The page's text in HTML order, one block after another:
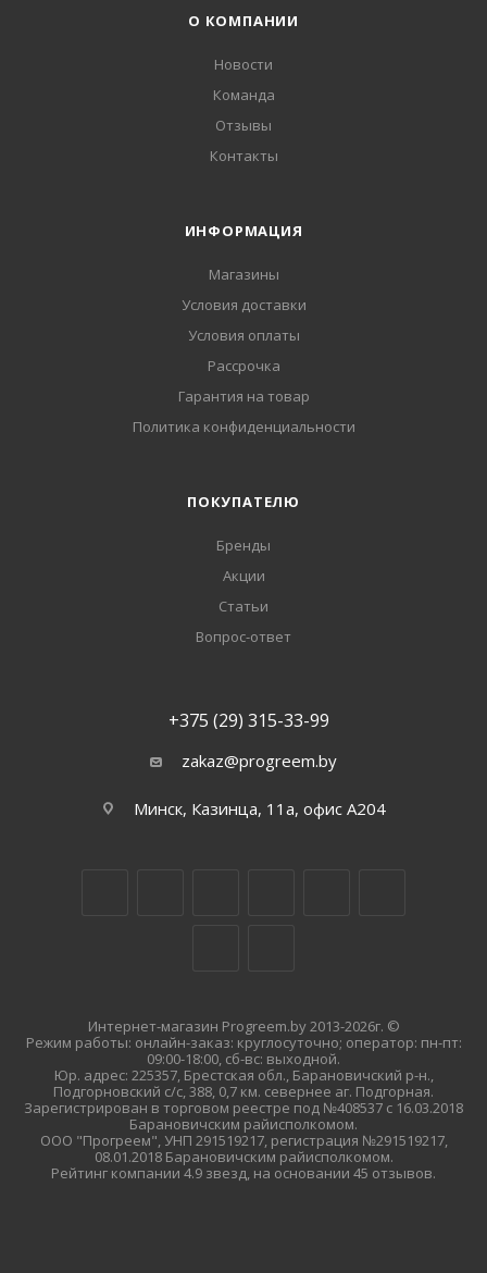
О КОМПАНИИ
Новости
Команда
Отзывы
Контакты
ИНФОРМАЦИЯ
Магазины
Условия доставки
Условия оплаты
Рассрочка
Гарантия на товар
Политика конфиденциальности
ПОКУПАТЕЛЮ
Бренды
Акции
Статьи
Вопрос-ответ
+375 (29) 315-33-99
zakaz@progreem.by
Минск, Казинца, 11а, офис А204
Интернет-магазин Progreem.by 2013-2026г. ©
Режим работы: онлайн-заказ: круглосуточно; оператор: пн-пт:
09:00-18:00, сб-вс: выходной.
Юр. адрес: 225357, Брестская обл., Барановичский р-н.,
Подгорновский с/с, 388, 0,7 км. севернее аг. Подгорная.
Зарегистрирован в торговом реестре под №408537 с 16.03.2018
Барановичским райисполкомом.
ООО "Прогреем", УНП 291519217, регистрация №291519217,
08.01.2018 Барановичским райисполкомом.
Рейтинг компании 4.9 звезд, на основании 45 отзывов.